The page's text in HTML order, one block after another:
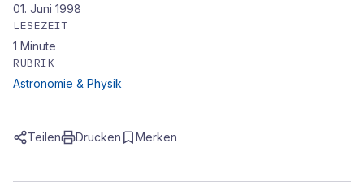
01. Juni 1998
LESEZEIT
1 Minute
RUBRIK
Astronomie & Physik
Teilen Drucken Merken